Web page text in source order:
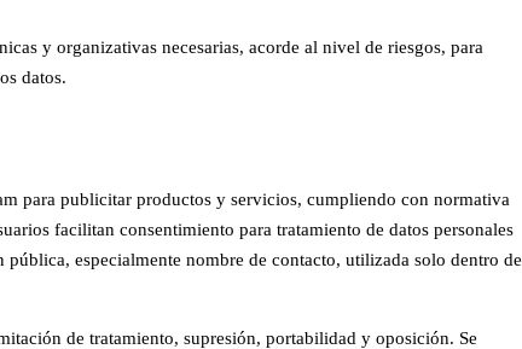
y organizativas necesarias, acorde al nivel de riesgos, para
datos.
para publicitar productos y servicios, cumpliendo con normativa
facilitan consentimiento para tratamiento de datos personales
especialmente nombre de contacto, utilizada solo dentro de
de tratamiento, supresión, portabilidad y oposición. Se